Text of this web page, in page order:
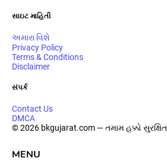
સાઇટ માહિતી
અમારા વિશે
Privacy Policy
Terms & Conditions
Disclaimer
સંપર્ક
Contact Us
DMCA
© 2026 bkgujarat.com — તમામ હક્કો સુરક્ષિત
MENU